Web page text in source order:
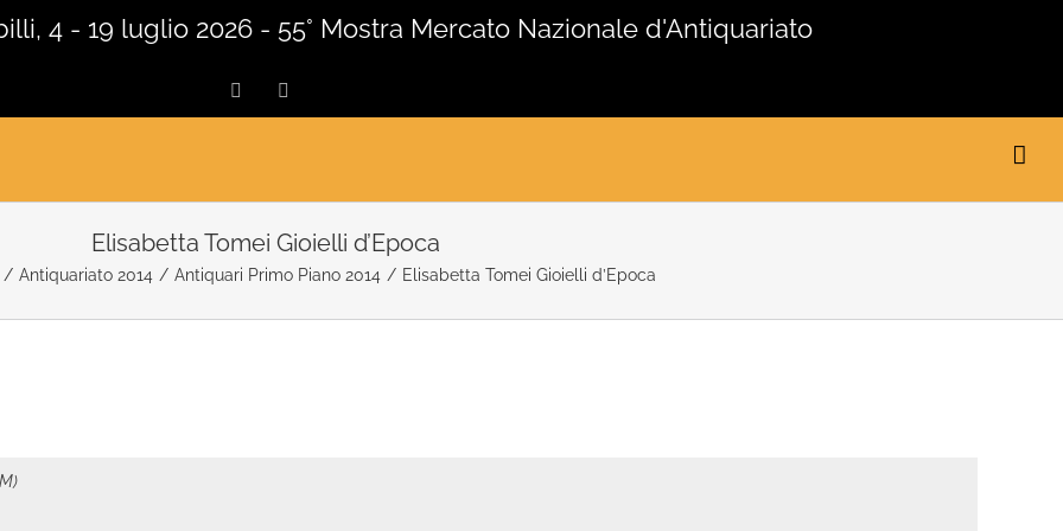
4 - 19 luglio 2026 - 55° Mostra Mercato Nazionale d'Antiquariato
Facebook
Elisabetta Tomei Gioielli d’Epoca
/ Antiquariato 2014 / Antiquari Primo Piano 2014 / Elisabetta Tomei Gioielli d’Epoca